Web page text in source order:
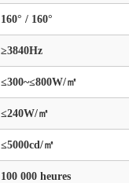
160° / 160°
≥3840Hz
≤300~≤800W/㎡
≤240W/㎡
≤5000cd/㎡
100 000 heures